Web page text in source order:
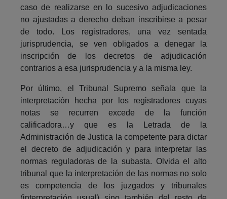
caso de realizarse en lo sucesivo adjudicaciones
no ajustadas a derecho deban inscribirse a pesar
de todo. Los registradores, una vez sentada
jurisprudencia, se ven obligados a denegar la
inscripción de los decretos de adjudicación
contrarios a esa jurisprudencia y a la misma ley.
Por último, el Tribunal Supremo señala que la
interpretación hecha por los registradores cuyas
notas se recurren excede de la función
calificadora…y que es la Letrada de la
Administración de Justica la competente para dictar
el decreto de adjudicación y para interpretar las
normas reguladoras de la subasta. Olvida el alto
tribunal que la interpretación de las normas no solo
es competencia de los juzgados y tribunales